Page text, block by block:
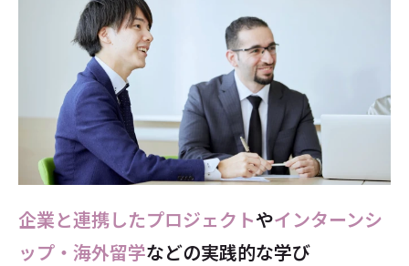
企業と連携したプロジェクトやインターンシ
ップ・海外留学などの実践的な学び